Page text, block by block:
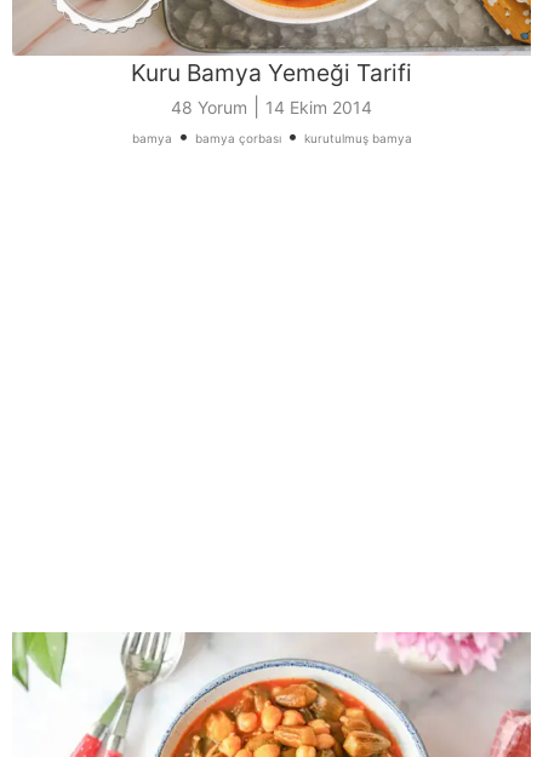
Kuru Bamya Yemeği Tarifi
48 Yorum 14 Ekim 2014
bamya • bamya çorbası• kurutulmuş bamya